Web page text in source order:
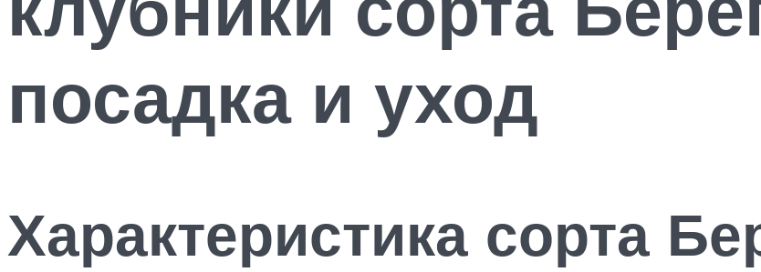
посадка и уход
Характеристика сорта